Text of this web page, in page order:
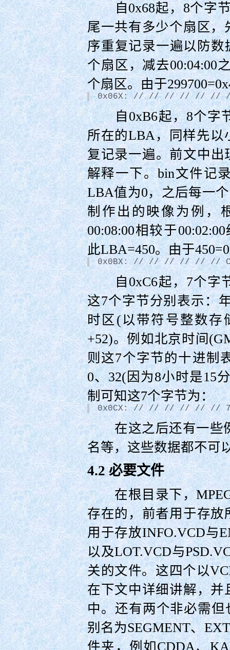
自0x68起，8个字节
尾一共有多少个扇区
序重复记录一遍以防数
个扇区，减去00:04:00
个扇区。由于
0x06X: // // // // // // //
自0xB6起，8个字节
所在的LBA，同样先以
复记录一遍。前文中
解释一下。bin文件记
LBA值为0，之后每一
制作出的映像为例，
00:08:00相较于
此LBA=450。由于
0x0BX: // // // // // // C2
自0xC6起，7个字节
这7个字节分别表示：
时区(以带符号整数存
+52)。例如北京时间
则这7个字节的十进制
0、32(因为8小时是15
制可知这7个字节为：
0x0CX: // // // // // //
在这之后还有一些例
名等，这些数据都不可
4.2 必要文件
在根目录下，
存在的，前者用于存
用于存放INFO.VCD与
以及LOT.VCD与
关的文件。这四个以
在下文中详细讲解，
中。还有两个非必需但
别名为SEGMENT、
件夹，例如CDDA、